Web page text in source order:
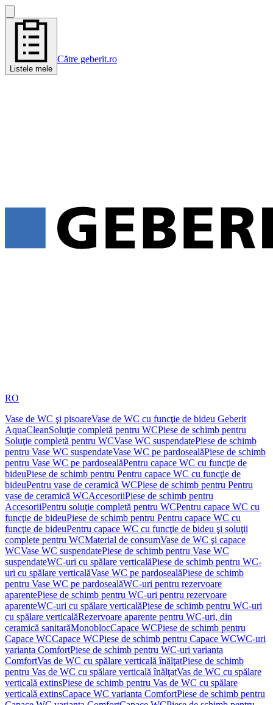
Listele mele
Către geberit.ro
RO
Vase de WC şi pisoareVase de WC cu funcţie de bideu Geberit
AquaCleanSoluţie completă pentru WCPiese de schimb pentru
Soluţie completă pentru WCVase WC suspendatePiese de schimb
pentru Vase WC suspendateVase WC pe pardosealăPiese de schimb
pentru Vase WC pe pardosealăPentru capace WC cu funcţie de
bideuPiese de schimb pentru Pentru capace WC cu funcţie de
bideuPentru vase de ceramică WCPiese de schimb pentru Pentru
vase de ceramică WCAccesoriiPiese de schimb pentru
AccesoriiPentru soluţie completă pentru WCPentru capace WC cu
funcţie de bideuPiese de schimb pentru Pentru capace WC cu
funcţie de bideuPentru capace WC cu funcţie de bideu şi soluţii
complete pentru WCMaterial de consumVase de WC şi capace
WCVase WC suspendatePiese de schimb pentru Vase WC
suspendateWC-uri cu spălare verticalăPiese de schimb pentru WC-
uri cu spălare verticalăVase WC pe pardosealăPiese de schimb
pentru Vase WC pe pardosealăWC-uri pentru rezervoare
aparentePiese de schimb pentru WC-uri pentru rezervoare
aparenteWC-uri cu spălare verticalăPiese de schimb pentru WC-uri
cu spălare verticalăRezervoare aparente pentru WC-uri, din
ceramică sanitarăMonoblocCapace WCPiese de schimb pentru
Capace WCCapace WCPiese de schimb pentru Capace WCWC-uri
varianta ComfortPiese de schimb pentru WC-uri varianta
ComfortVas de WC cu spălare verticală înălţatPiese de schimb
pentru Vas de WC cu spălare verticală înălţatVas de WC cu spălare
verticală extinsPiese de schimb pentru Vas de WC cu spălare
verticală extinsCapace WC varianta ComfortPiese de schimb pentru